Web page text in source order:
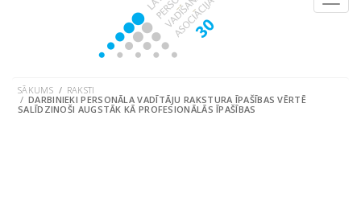
SĀKUMS
RAKSTI
DARBINIEKI PERSONĀLA VADĪTĀJU RAKSTURA ĪPAŠĪBAS VĒRTĒ
SALĪDZINOŠI AUGSTĀK KĀ PROFESIONĀLĀS ĪPAŠĪBAS